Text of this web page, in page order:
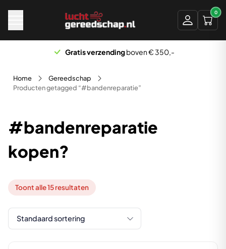
0
Gratis verzendingboven € 350,-
Home
Gereedschap
Producten getagged “#bandenreparatie”
#bandenreparatie
kopen?
Toont alle 15 resultaten